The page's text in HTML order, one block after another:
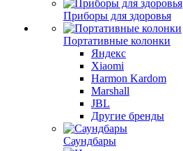
Приборы для здоровья
Портативные колонки
Яндекс
Xiaomi
Harmon Kardom
Marshall
JBL
Другие бренды
Саундбары